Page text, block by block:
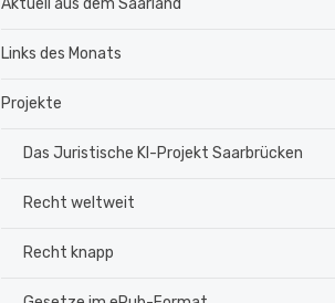
Aktuell aus dem Saarland
Links des Monats
Projekte
Das Juristische KI-Projekt Saarbrücken
Recht weltweit
Recht knapp